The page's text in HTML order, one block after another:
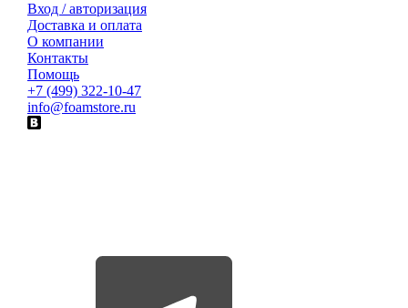
Вход / авторизация
Доставка и оплата
О компании
Контакты
Помощь
+7 (499) 322-10-47
info@foamstore.ru